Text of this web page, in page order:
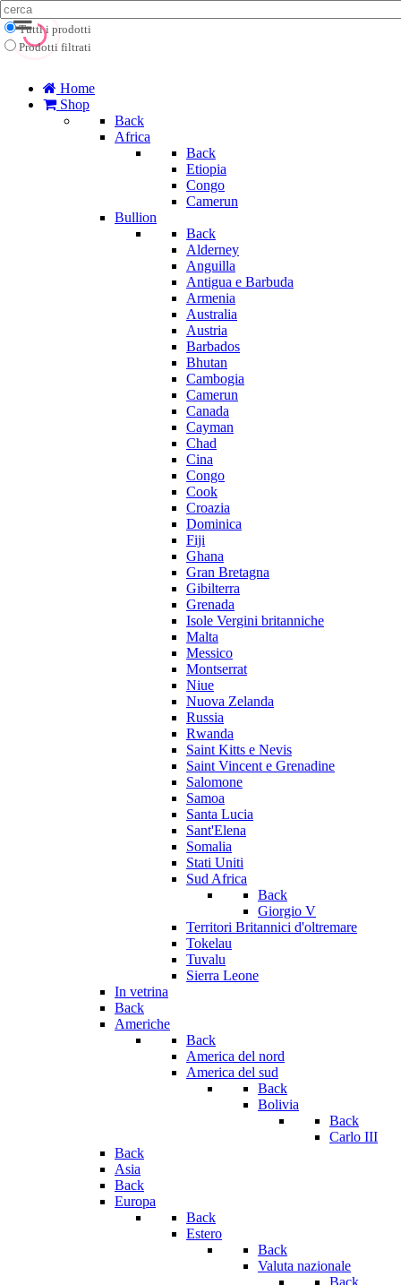
Tutti i prodotti
Prodotti filtrati
Home
Shop
Back
Africa
Back
Etiopia
Congo
Camerun
Bullion
Back
Alderney
Anguilla
Antigua e Barbuda
Armenia
Australia
Austria
Barbados
Bhutan
Cambogia
Camerun
Canada
Cayman
Chad
Cina
Congo
Cook
Croazia
Dominica
Fiji
Ghana
Gran Bretagna
Gibilterra
Grenada
Isole Vergini britanniche
Malta
Messico
Montserrat
Niue
Nuova Zelanda
Russia
Rwanda
Saint Kitts e Nevis
Saint Vincent e Grenadine
Salomone
Samoa
Santa Lucia
Sant'Elena
Somalia
Stati Uniti
Sud Africa
Back
Giorgio V
Territori Britannici d'oltremare
Tokelau
Tuvalu
Sierra Leone
In vetrina
Back
Americhe
Back
America del nord
America del sud
Back
Bolivia
Back
Carlo III
Back
Asia
Back
Europa
Back
Estero
Back
Valuta nazionale
Back